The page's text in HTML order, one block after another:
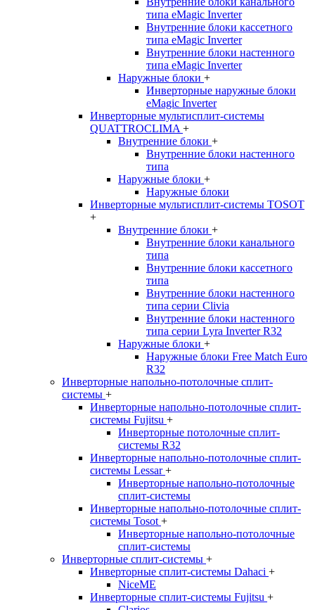
типа eMagic Inverter
Внутренние блоки кассетного
типа eMagic Inverter
Внутренние блоки настенного
типа eMagic Inverter
Наружные блоки +
Инверторные наружные блоки
eMagic Inverter
Инверторные мультисплит-системы
QUATTROCLIMA +
Внутренние блоки +
Внутренние блоки настенного
типа
Наружные блоки +
Наружные блоки
Инверторные мультисплит-системы TOSOT
+
Внутренние блоки +
Внутренние блоки канального
типа
Внутренние блоки кассетного
типа
Внутренние блоки настенного
типа серии Clivia
Внутренние блоки настенного
типа серии Lyra Inverter R32
Наружные блоки +
Наружные блоки Free Match Euro
R32
Инверторные напольно-потолочные сплит-
системы +
Инверторные напольно-потолочные сплит-
системы Fujitsu +
Инверторные потолочные сплит-
системы R32
Инверторные напольно-потолочные сплит-
системы Lessar+
Инверторные напольно-потолочные
сплит-системы
Инверторные напольно-потолочные сплит-
системы Tosot +
Инверторные напольно-потолочные
сплит-системы
Инверторные сплит-системы +
Инверторные сплит-системы Dahaci +
NiceME
Инверторные сплит-системы Fujitsu +